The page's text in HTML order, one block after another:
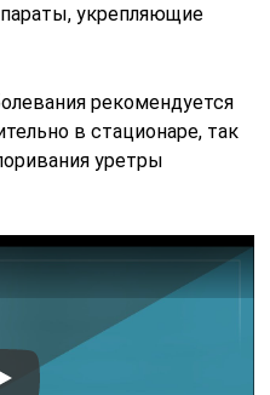
укрепляющие
рекомендуется
в стационаре, так
уретры